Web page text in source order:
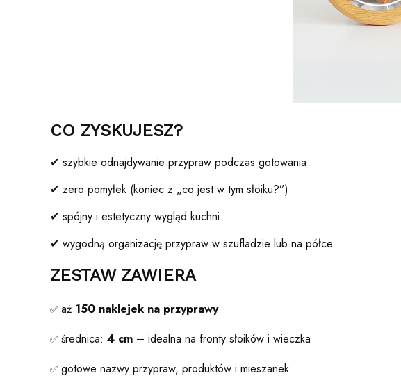
CO ZYSKUJESZ?
✔ szybkie odnajdywanie przypraw podczas gotowania
✔ zero pomyłek (koniec z „co jest w tym słoiku?”)
✔ spójny i estetyczny wygląd kuchni
✔ wygodną organizację przypraw w szufladzie lub na półce
ZESTAW ZAWIERA
✅ aż 150 naklejek na przyprawy
✅ średnica: 4 cm – idealna na fronty słoików i wieczka
✅ gotowe nazwy przypraw, produktów i mieszanek